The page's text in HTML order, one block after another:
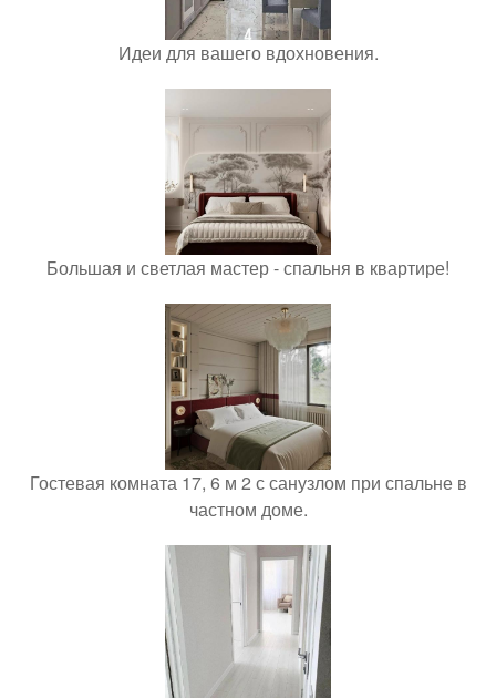
Идеи для вашего вдохновения.
Большая и светлая мастер - спальня в квартире!
Гостевая комната 17, 6 м 2 с санузлом при спальне в
частном доме.